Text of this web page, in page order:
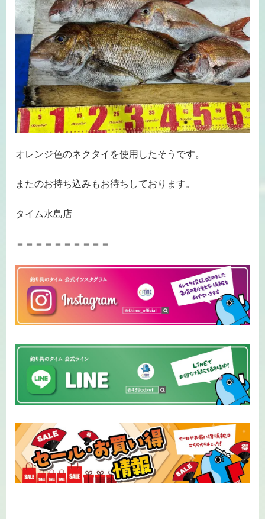
オレンジ色のネクタイを使用したそうです。
またのお持ち込みもお待ちしております。
タイム水島店
＝＝＝＝＝＝＝＝＝＝